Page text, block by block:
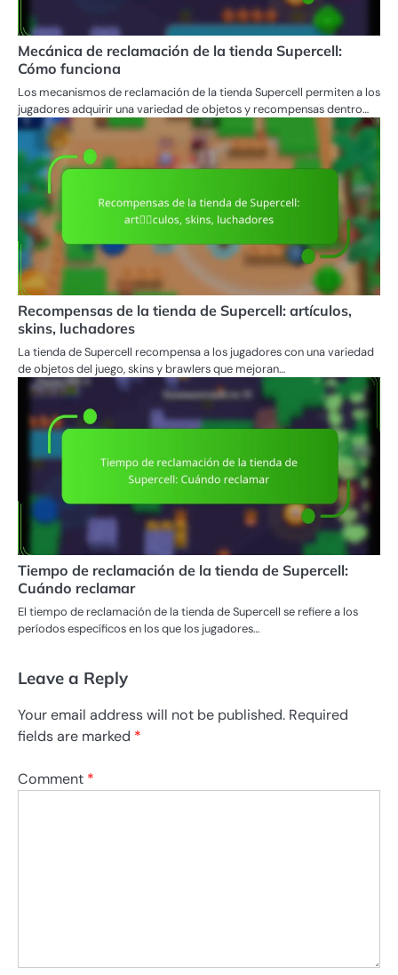
Mecánica de reclamación de la tienda Supercell:
Cómo funciona
Los mecanismos de reclamación de la tienda Supercell permiten a los
jugadores adquirir una variedad de objetos y recompensas dentro…
Recompensas de la tienda de Supercell: artículos,
skins, luchadores
La tienda de Supercell recompensa a los jugadores con una variedad
de objetos del juego, skins y brawlers que mejoran…
Tiempo de reclamación de la tienda de Supercell:
Cuándo reclamar
El tiempo de reclamación de la tienda de Supercell se refiere a los
períodos específicos en los que los jugadores…
Leave a Reply
Your email address will not be published. Required
fields are marked *
Comment *